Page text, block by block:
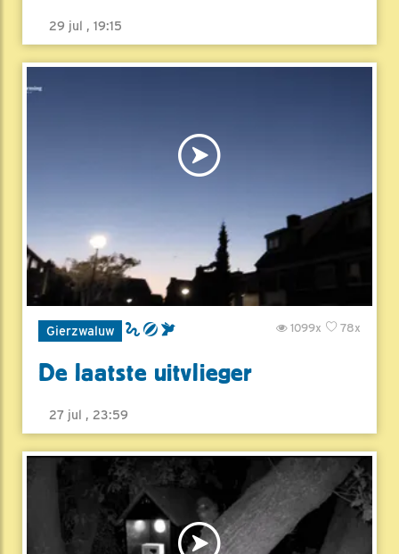
29 jul , 19:15
Gierzwaluw 78x
1099x
De laatste uitvlieger
27 jul , 23:59